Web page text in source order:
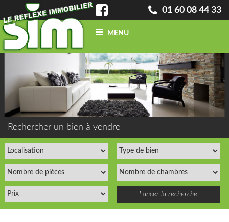
01 60 08 44 33
MENU
ACCUEIL
QUI SOMMES-NOUS ?
INFO
BLOG
CONTACT
ACHETERUN BIEN
VENDRE
CONFIEZ-NOUSVOTRE
RECHERCHE
ESTIMATIONGRATUITE
NOS BIENSVENDUS
Rechercher un bien à vendre